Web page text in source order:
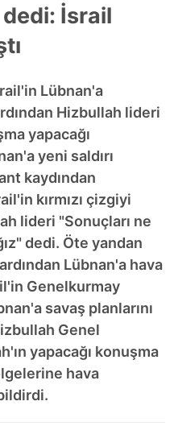
İsrail
Lübnan'a
Hizbullah lideri
yapacağı
yeni saldırı
kaydından
kırmızı çizgiyi
lideri "Sonuçları ne
dedi. Öte yandan
Lübnan'a hava
Genelkurmay
savaş planlarını
Genel
yapacağı konuşma
hava